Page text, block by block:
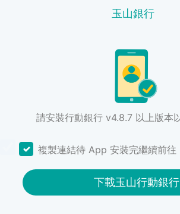
玉山銀行
請安裝行動銀行 v4.8.7 以上版本
複製連結待 App 安裝完繼續前往
下載玉山行動銀行